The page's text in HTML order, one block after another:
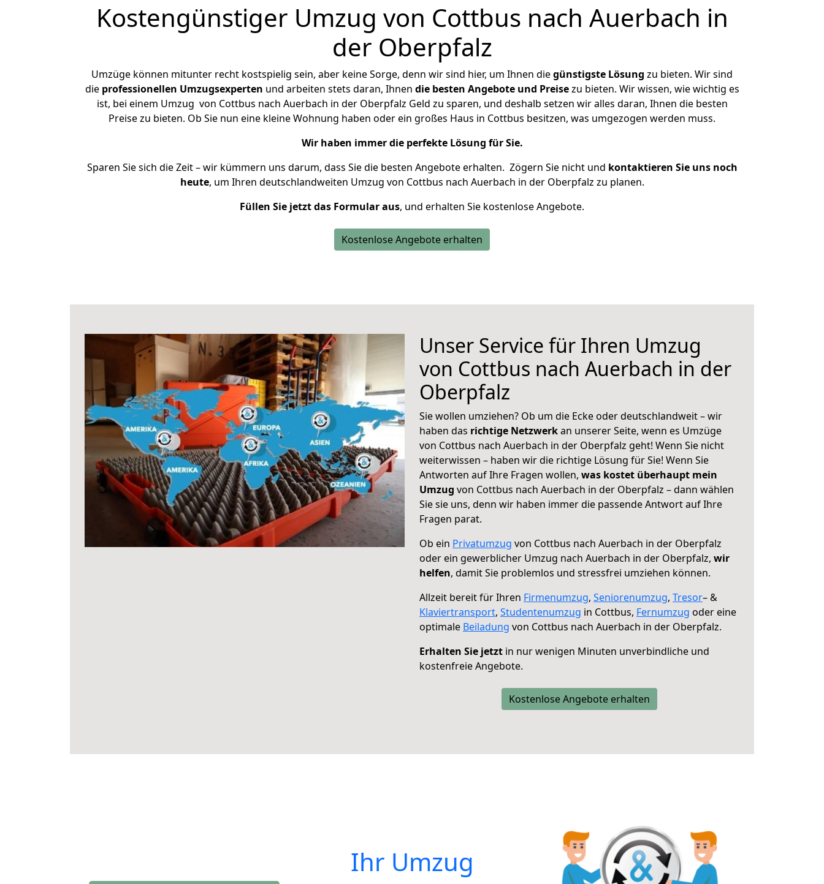
Kostengünstiger Umzug von Cottbus nach Auerbach in
der Oberpfalz
Umzüge können mitunter recht kostspielig sein, aber keine Sorge, denn wir sind hier, um Ihnen diegünstigste Lösung zu bieten. Wir sind
die professionellen Umzugsexperten und arbeiten stets daran, Ihnen die besten Angebote und Preisezu bieten. Wir wissen, wie wichtig es
ist, bei einem Umzug von Cottbus nach Auerbach in der Oberpfalz Geld zu sparen, und deshalb setzen wir alles daran, Ihnen die besten
Preise zu bieten. Ob Sie nun eine kleine Wohnung haben oder ein großes Haus in Cottbus besitzen, was umgezogen werden muss.
Wir haben immer die perfekte Lösung für Sie.
Sparen Sie sich die Zeit – wir kümmern uns darum, dass Sie die besten Angebote erhalten. Zögern Sie nicht und kontaktieren Sie uns noch
heute, um Ihren deutschlandweiten Umzug von Cottbus nach Auerbach in der Oberpfalz zu planen.
Füllen Sie jetzt das Formular aus, und erhalten Sie kostenlose Angebote.
Kostenlose Angebote erhalten
Unser Service für Ihren Umzug
von Cottbus nach Auerbach in der
Oberpfalz
Sie wollen umziehen? Ob um die Ecke oder deutschlandweit – wir
haben das richtige Netzwerkan unserer Seite, wenn es Umzüge
von Cottbus nach Auerbach in der Oberpfalz geht! Wenn Sie nicht
weiterwissen – haben wir die richtige Lösung für Sie! Wenn Sie
Antworten auf Ihre Fragen wollen, was kostet überhaupt mein
Umzug von Cottbus nach Auerbach in der Oberpfalz – dann wählen
Sie sie uns, denn wir haben immer die passende Antwort auf Ihre
Fragen parat.
Ob ein Privatumzug von Cottbus nach Auerbach in der Oberpfalz
oder ein gewerblicher Umzug nach Auerbach in der Oberpfalz, wir
helfen, damit Sie problemlos und stressfrei umziehen können.
Allzeit bereit für Ihren Firmenumzug, Seniorenumzug, Tresor– &
Klaviertransport, Studentenumzug in Cottbus, Fernumzug oder eine
optimale Beiladung von Cottbus nach Auerbach in der Oberpfalz.
Erhalten Sie jetzt in nur wenigen Minuten unverbindliche und
kostenfreie Angebote.
Kostenlose Angebote erhalten
Ihr Umzug